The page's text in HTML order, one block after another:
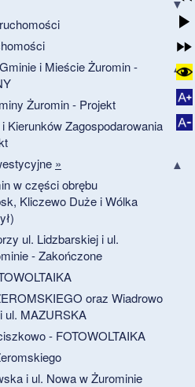
i Mieście Żuromin -
Żuromin - Projekt
Kierunków Zagospodarowania
»
w części obrębu
Kliczewo Duże i Wólka
ul. Lidzbarskiej i ul.
- Zakończone
oraz Wiadrowo
ul. MAZURSKA
- FOTOWOLTAIKA
i ul. Nowa w Żurominie